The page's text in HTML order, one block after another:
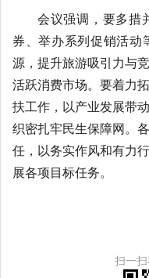
会议强调，要多措
券、举办系列促销活动
源，提升旅游吸引力与
活跃消费市场。要着力
扶工作，以产业发展带
织密扎牢民生保障网。
任，以务实作风和有力
展各项目标任务。
扫一